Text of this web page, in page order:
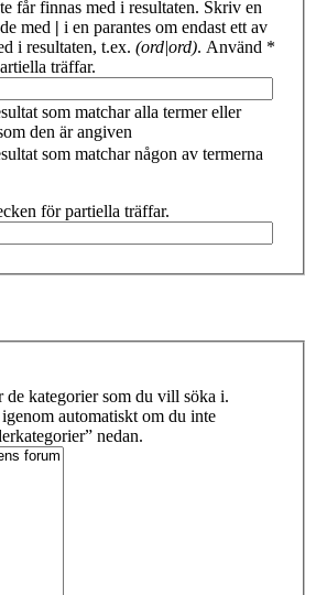
får finnas med i resultaten. Skriv en
med | i en parantes om endast ett av
i resultaten, t.ex. (ord|ord). Använd *
träffar.
som matchar alla termer eller
den är angiven
som matchar någon av termerna
för partiella träffar.
kategorier som du vill söka i.
automatiskt om du inte
nedan.